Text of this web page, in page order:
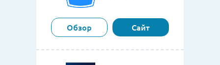
Обзор Сайт